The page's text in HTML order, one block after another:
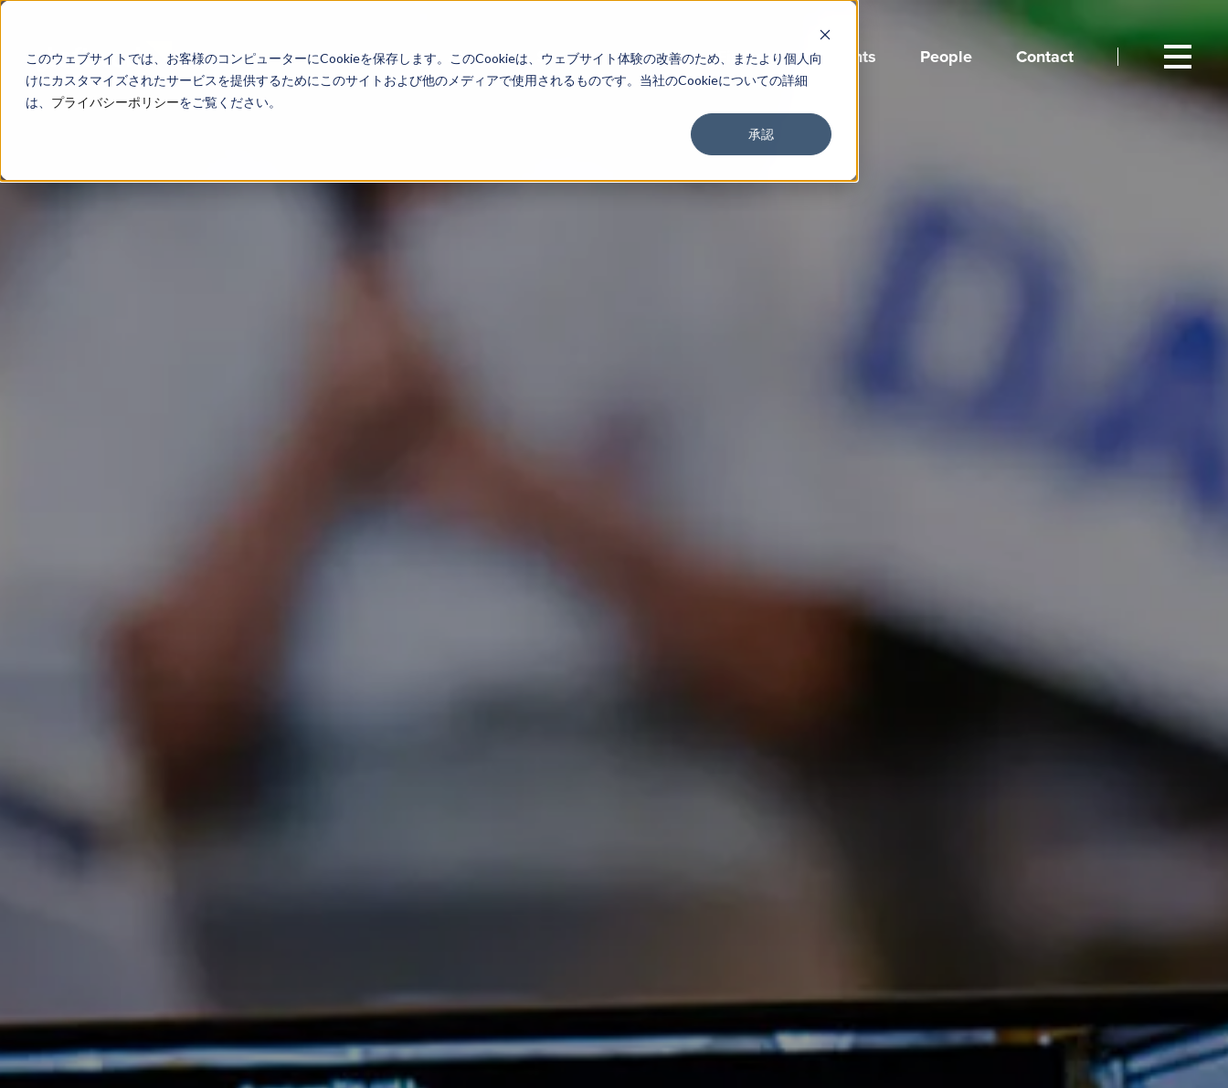
このウェブサイトでは、お客様のコンピューターにCookieを保存します。このCookieは、ウェブサイト体験の改善のため、またより個人向
けにカスタマイズされたサービスを提供するためにこのサイトおよび他のメディアで使用されるものです。当社のCookieについての詳細
は、 プライバシーポリシーをご覧ください。
承認
About Service Work Findings Events People Contact